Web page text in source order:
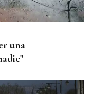
una